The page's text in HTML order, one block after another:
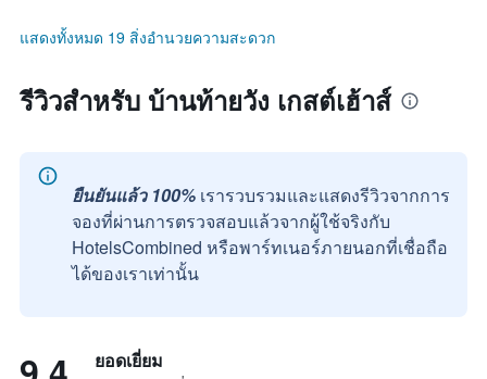
แสดงทั้งหมด 19 สิ่งอำนวยความสะดวก
รีวิวสำหรับ บ้านท้ายวัง เกสต์เฮ้าส์
ยืนยันแล้ว 100% เรารวบรวมและแสดงรีวิวจากการ
จองที่ผ่านการตรวจสอบแล้วจากผู้ใช้จริงกับ
HotelsCombined หรือพาร์ทเนอร์ภายนอกที่เชื่อถือ
ได้ของเราเท่านั้น
ยอดเยี่ยม